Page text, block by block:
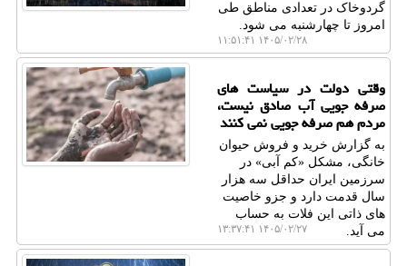
گردوخاک در تعدادی مناطق طی
امروز تا چهارشنبه می شود.
۱۴۰۵/۰۲/۲۸ ۱۱:۵۱:۴۱
وقتی دولت در سیاست های
صرفه جویی آب صادق نیست،
مردم هم صرفه جویی نمی کنند
به گزارش خرید و فروش حیوان
خانگی، مشکل «کم آبی» در
سرزمین ایران حداقل سه هزار
سال قدمت دارد و جزو خاصیت
های ذاتی این فلات به حساب
می آید.
۱۴۰۵/۰۲/۲۷ ۱۳:۳۷:۴۱